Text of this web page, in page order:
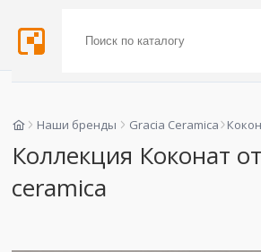
Наши бренды Gracia Ceramica
Коллекция Коконат
ceramica